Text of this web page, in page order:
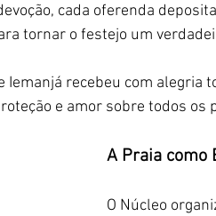
cada oferenda
tornar o festejo um
Iemanjá recebeu com alegria
e amor sobre todos os
A Praia como
O Núcleo